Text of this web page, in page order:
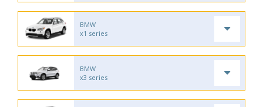
BMW
x1 series
BMW
x3 series